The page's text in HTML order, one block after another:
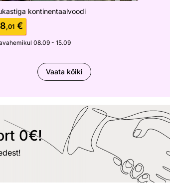
kontinentaalvoodi
,01 €
08.09 - 15.09
Vaata kõiki
0€!